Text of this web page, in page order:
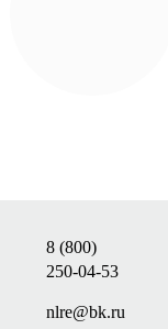
8 (800)
250-04-53
nlre@bk.ru